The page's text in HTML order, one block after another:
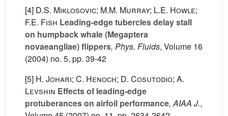
[4] D.S. Miklosovic; M.M. Murray; L.E. Howle;
F.E. Fish Leading-edge tubercles delay stall
on humpback whale (Megaptera
novaeangliae) flippers, Phys. Fluids, Volume 16
(2004) no. 5, pp. 39-42
[5] H. Johari; C. Henoch; D. Cosutodio; A.
Levshin Effects of leading-edge
protuberances on airfoil performance, AIAA J.,